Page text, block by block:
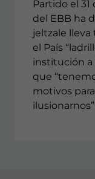
Partido el
del EBB ha
jeltzale
el País
institución a
que
motivos
ilusionarnos”